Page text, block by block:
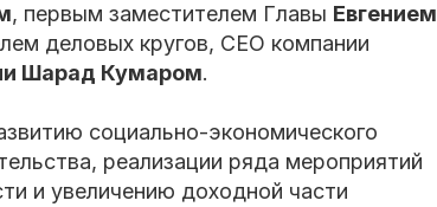
, первым заместителем Главы Евгением
деловых кругов, CEO компании
Шарад Кумаром.
социально-экономического
реализации ряда мероприятий
и увеличению доходной части